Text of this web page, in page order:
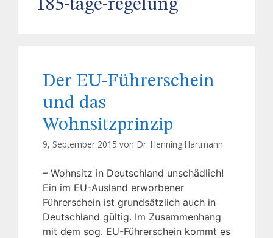
185-tage-regelung
Der EU-Führerschein
und das
Wohnsitzprinzip
9, September 2015 von Dr. Henning Hartmann
– Wohnsitz in Deutschland unschädlich!
Ein im EU-Ausland erworbener
Führerschein ist grundsätzlich auch in
Deutschland gültig. Im Zusammenhang
mit dem sog. EU-Führerschein kommt es